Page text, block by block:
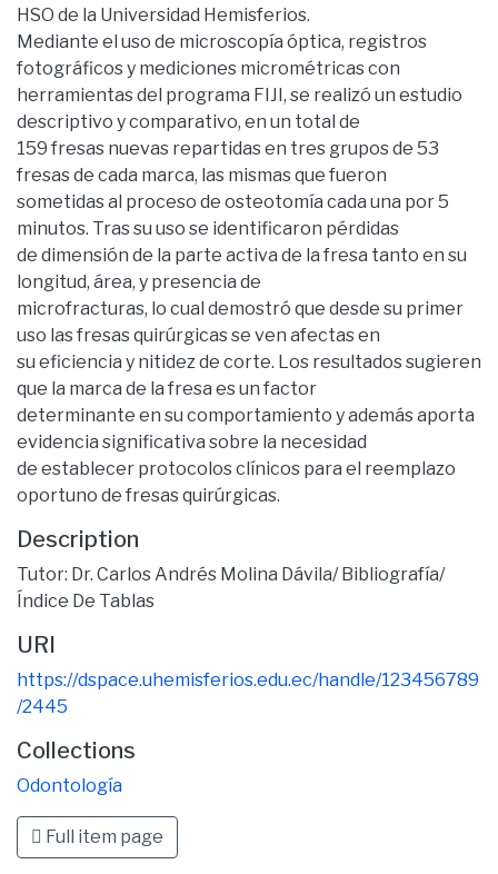
HSO de la Universidad Hemisferios.
Mediante el uso de microscopía óptica, registros
fotográficos y mediciones micrométricas con
herramientas del programa FIJI, se realizó un estudio
descriptivo y comparativo, en un total de
159 fresas nuevas repartidas en tres grupos de 53
fresas de cada marca, las mismas que fueron
sometidas al proceso de osteotomía cada una por 5
minutos. Tras su uso se identificaron pérdidas
de dimensión de la parte activa de la fresa tanto en su
longitud, área, y presencia de
microfracturas, lo cual demostró que desde su primer
uso las fresas quirúrgicas se ven afectas en
su eficiencia y nitidez de corte. Los resultados sugieren
que la marca de la fresa es un factor
determinante en su comportamiento y además aporta
evidencia significativa sobre la necesidad
de establecer protocolos clínicos para el reemplazo
oportuno de fresas quirúrgicas.
Description
Tutor: Dr. Carlos Andrés Molina Dávila/ Bibliografía/
Índice De Tablas
URI
https://dspace.uhemisferios.edu.ec/handle/123456789
/2445
Collections
Odontología
Full item page